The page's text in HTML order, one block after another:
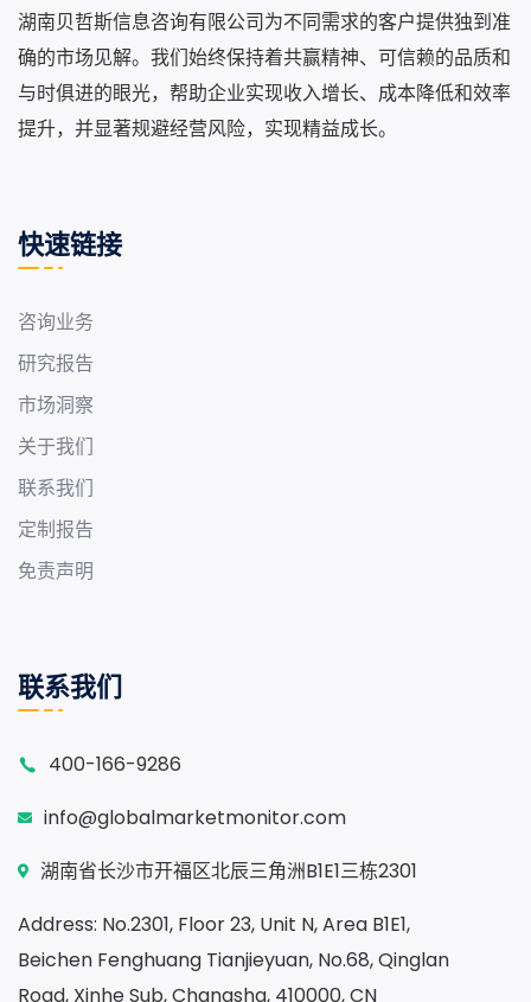
湖南贝哲斯信息咨询有限公司为不同需求的客户提供独到准
确的市场见解。我们始终保持着共赢精神、可信赖的品质和
与时俱进的眼光，帮助企业实现收入增长、成本降低和效率
提升，并显著规避经营风险，实现精益成长。
快速链接
咨询业务
研究报告
市场洞察
关于我们
联系我们
定制报告
免责声明
联系我们
400-166-9286
info@globalmarketmonitor.com
湖南省长沙市开福区北辰三角洲B1E1三栋2301
Address: No.2301, Floor 23, Unit N, Area B1E1,
Beichen Fenghuang Tianjieyuan, No.68, Qinglan
Road, Xinhe Sub, Changsha, 410000, CN